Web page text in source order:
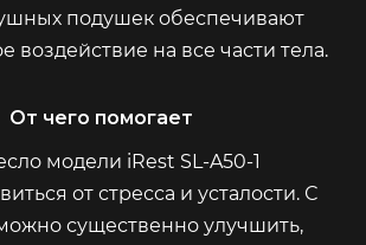
подушек обеспечивают
воздействие на все части тела.
От чего помогает
модели iRest SL-A50-1
от стресса и усталости. С
существенно улучшить,